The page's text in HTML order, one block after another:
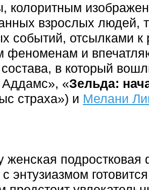
колоритным
взрослых людей,
событий, отсылками к
феноменам и
состава, в который
«Зельда:
страха») и Мелани
женская
энтузиазмом